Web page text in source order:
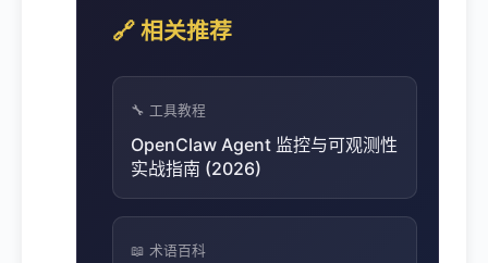
🔗 相关推荐
🔧 工具教程
OpenClaw Agent 监控与可观测性
实战指南 (2026)
📖 术语百科